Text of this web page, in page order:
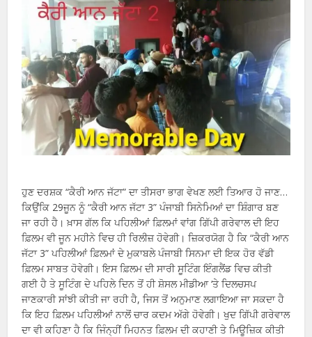
ਹੁਣ ਦਰਸ਼ਕ “ਕੈਰੀ ਆਨ ਜੱਟਾ” ਦਾ ਤੀਸਰਾ ਭਾਗ ਵੇਖਣ ਲਈ ਤਿਆਰ ਹੋ ਜਾਣ…
ਕਿਉਂਕਿ 29ਜੂਨ ਨੂੰ “ਕੈਰੀ ਆਨ ਜੱਟਾ 3” ਪੰਜਾਬੀ ਸਿਨੇਮਿਆਂ ਦਾ ਸ਼ਿੰਗਾਰ ਬਣ
ਜਾ ਰਹੀ ਹੈ। ਖ਼ਾਸ ਗੱਲ ਕਿ ਪਹਿਲੀਆਂ ਫ਼ਿਲਮਾਂ ਵਾਂਗ ਗਿੱਪੀ ਗਰੇਵਾਲ ਦੀ ਇਹ
ਫ਼ਿਲਮ ਵੀ ਜੂਨ ਮਹੀਨੇ ਵਿਚ ਹੀ ਰਿਲੀਜ਼ ਹੋਵੇਗੀ। ਜ਼ਿਕਰਯੋਗ ਹੈ ਕਿ “ਕੈਰੀ ਆਨ
ਜੱਟਾ 3” ਪਹਿਲੀਆਂ ਫ਼ਿਲਮਾਂ ਦੇ ਮੁਕਾਬਲੇ ਪੰਜਾਬੀ ਸਿਨਮਾ ਦੀ ਇਕ ਹੋਰ ਵੱਡੀ
ਫ਼ਿਲਮ ਸਾਬਤ ਹੋਵੇਗੀ। ਇਸ ਫ਼ਿਲਮ ਦੀ ਸਾਰੀ ਸੂਟਿੰਗ ਇੰਗਲੈਂਡ ਵਿਚ ਕੀਤੀ
ਗਈ ਹੈ ਤੇ ਸੂਟਿੰਗ ਦੇ ਪਹਿਲੇ ਦਿਨ ਤੋਂ ਹੀ ਸ਼ੋਸਲ ਮੀਡੀਆ ‘ਤੇ ਦਿਲਚਸਪ
ਜਾਣਕਾਰੀ ਸਾਂਝੀ ਕੀਤੀ ਜਾ ਰਹੀ ਹੈ, ਜਿਸ ਤੋਂ ਅਨੁਮਾਣ ਲਗਾਇਆ ਜਾ ਸਕਦਾ ਹੈ
ਕਿ ਇਹ ਫ਼ਿਲਮ ਪਹਿਲੀਆਂ ਨਾਲੋਂ ਚਾਰ ਕਦਮ ਅੱਗੇ ਹੋਵੇਗੀ। ਖੁਦ ਗਿੱਪੀ ਗਰੇਵਾਲ
ਦਾ ਵੀ ਕਹਿਣਾ ਹੈ ਕਿ ਜਿੰਨ੍ਹੀਂ ਮਿਹਨਤ ਫ਼ਿਲਮ ਦੀ ਕਹਾਣੀ ਤੇ ਮਿਊਜ਼ਿਕ ਕੀਤੀ